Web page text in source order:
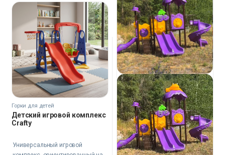
Горки для детей
Детский игровой комплекс
Crafty
Универсальный игровой